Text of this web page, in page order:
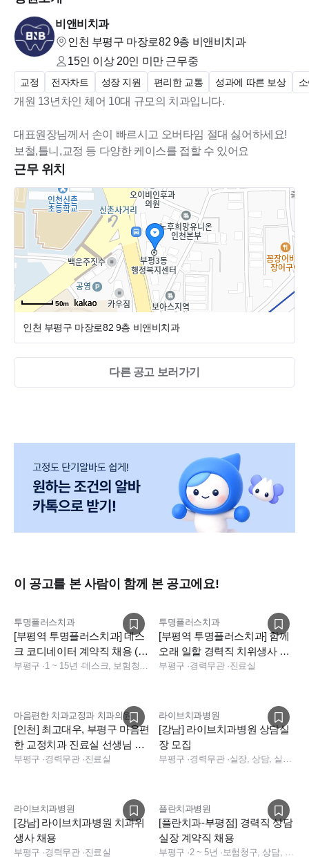
지원 많이 많이 해주세요~!
**희망직무는 기타말고 진료실로 선택해주세요**
비앤비치과
인천 부평구 마장로82 9층 비앤비치과
15인 이상 20인 미만근무중
교정 전자차트 성장 지원 편리한 교통 성과에 따른 보상
개원 13년차인 체어 10대 규모의 치과입니다.
대표원장님께서 손이 빠르시고 오버타임 절대 싫어하세요!
보철,틀니,교정 등 다양한 케이스를 접할 수 있어요
근무 위치
50m
인천 부평구 마장로82 9층 비앤비치과
다른 공고 보러가기
이 공고를 본 사람이 함께 본 공고에요!
투명플러스치과
[부평역 투명플러스치과] 데스
크 코디네이터 계약직 채용 (6
개월·출산휴가 대체)
부평구 ·1 ~ 15년 · 데스크, 보험청구, 데스크, 상담, 전화응대(CS), 보험청구, 데스크, 보험청구
투명플러스치과
[부평역 투명플러스치과] 함께
오래 일할 경력직 치위생사 구
인합니다.
부평구 ·경력무관·진료실
마음편한 치과교정과 치과의원
[인천] 최고대우, 부평구 마음편
한 교정치과 진료실 선생님 구
합니다.
부평구 ·경력무관·진료실
라이브치과병원
[강남] 라이브치과병원 상담실
장 모집
부평구 ·경력무관· 실장, 상담, 실장, 데스크, 상담
라이브치과병원
[강남] 라이브치과병원 치과위
생사 채용
부평구 ·경력무관·진료실
플란치과병원
[플란치과-부평점] 경력직 상담
실장 계약직 채용
부평구 ·2 ~ 5년 · 보험청구, 상담, 치과 상담